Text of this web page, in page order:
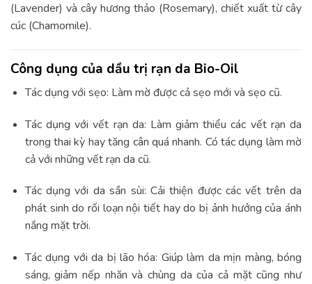
(Lavender) và cây hương thảo (Rosemary), chiết xuất từ cây
cúc (Chamomile).
Công dụng của dầu trị rạn da Bio-Oil
Tác dụng với sẹo: Làm mờ được cả sẹo mới và sẹo cũ.
Tác dụng với vết rạn da: Làm giảm thiểu các vết rạn da
trong thai kỳ hay tăng cân quá nhanh. Có tác dụng làm mờ
cả với những vết rạn da cũ.
Tác dụng với da sần sùi: Cải thiện được các vết trên da
phát sinh do rối loạn nội tiết hay do bị ảnh hưởng của ánh
nắng mặt trời.
Tác dụng với da bị lão hóa: Giúp làm da mịn màng, bóng
sáng, giảm nếp nhăn và chùng da của cả mặt cũng như